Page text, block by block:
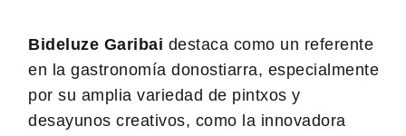
Bideluze Garibai destaca como un referente
en la gastronomía donostiarra, especialmente
por su amplia variedad de pintxos y
desayunos creativos, como la innovadora